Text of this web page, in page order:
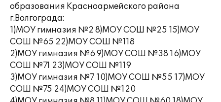
образования Красноармейского района
г.Волгограда:
1)МОУ гимназия №2 8)МОУ СОШ №25 15)МОУ
СОШ №65 22)МОУ СОШ №118
2)МОУ гимназия №6 9)МОУ СОШ №38 16)МОУ
СОШ №71 23)МОУ СОШ №119
3)МОУ гимназия №7 10)МОУ СОШ №55 17)МОУ
СОШ №75 24)МОУ СОШ №120